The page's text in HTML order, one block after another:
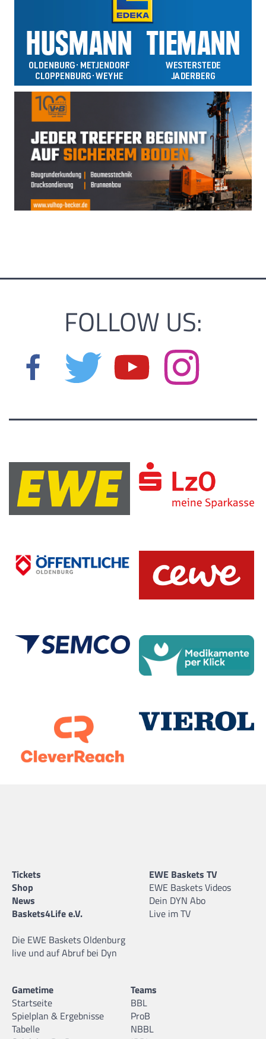
FOLLOW US:
Tickets
Shop
News
Baskets4Life e.V.
Die EWE Baskets Oldenburg
live und auf Abruf bei Dyn
EWE Baskets TV
EWE Baskets Videos
Dein DYN Abo
Live im TV
Gametime
Startseite
Spielplan & Ergebnisse
Tabelle
Teams
BBL
ProB
NBBL